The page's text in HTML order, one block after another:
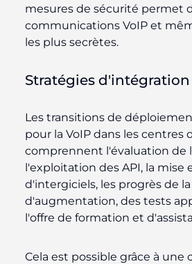
mesures de sécurité permet
communications VoIP et
les plus secrètes.
Stratégies
Les transitions de
pour la VoIP dans les centres
comprennent l'évaluation de
l'exploitation des API, la mise
d'intergiciels, les progrès de
d'augmentation, des tests
l'offre de formation et
Cela est possible grâce à une